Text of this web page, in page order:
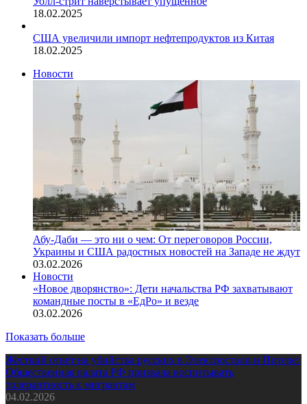
18.02.2025
США увеличили импорт нефтепродуктов из Китая
18.02.2025
Новости
Абу-Даби — это ни о чем: От переговоров России,
Украины и США радостных новостей на Западе не ждут
03.02.2026
Новости
«Новое дворянство»: Дети начальства РФ захватывают
командные посты в «ЕдРо» и везде
03.02.2026
Показать больше
Жесткий ответ на убийства русских в Электростали и Питере:
Общественная палата РФ призвала воспитывать
толерантность к мигрантам
04.02.2026